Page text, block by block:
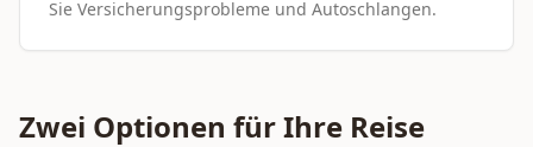
Sie Versicherungsprobleme und Autoschlangen.
Zwei Optionen für Ihre Reise